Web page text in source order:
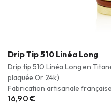
Drip Tip 510 Linéa Long
Drip tip 510 Linéa Long en
plaquée Or 24k)
Fabrication artisanale française
16,90 €